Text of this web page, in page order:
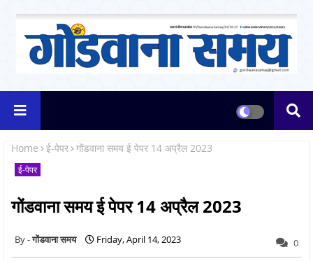
Home ई-पेपर गोंडवाना समय ई पेपर 14 अप्रैल 2023
ई-पेपर
गोंडवाना समय ई पेपर 14 अप्रैल 2023
गोंडवाना समय Friday, April 14, 2023 0